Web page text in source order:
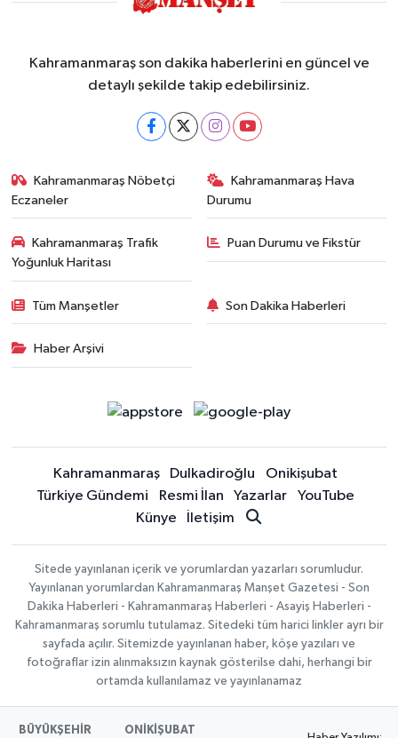
Kahramanmaraş son dakika haberlerini en güncel ve
detaylı şekilde takip edebilirsiniz.
Kahramanmaraş Nöbetçi
Eczaneler
Kahramanmaraş Hava
Durumu
Kahramanmaraş Trafik
Yoğunluk Haritası
Puan Durumu ve Fikstür
Tüm Manşetler Son Dakika Haberleri
Haber Arşivi
Kahramanmaraş Dulkadiroğlu
Onikişubat
Türkiye Gündemi
Resmi İlan Yazarlar
YouTube
Künye
İletişim
Sitede yayınlanan içerik ve yorumlardan yazarları sorumludur.
Yayınlanan yorumlardan Kahramanmaraş Manşet Gazetesi - Son
Dakika Haberleri - Kahramanmaraş Haberleri - Asayiş Haberleri -
Kahramanmaraş sorumlu tutulamaz. Sitedeki tüm harici linkler ayrı bir
sayfada açılır. Sitemizde yayınlanan haber, köşe yazıları ve
fotoğraflar izin alınmaksızın kaynak gösterilse dahi, herhangi bir
ortamda kullanılamaz ve yayınlanamaz
BÜYÜKŞEHİR ONİKİŞUBAT